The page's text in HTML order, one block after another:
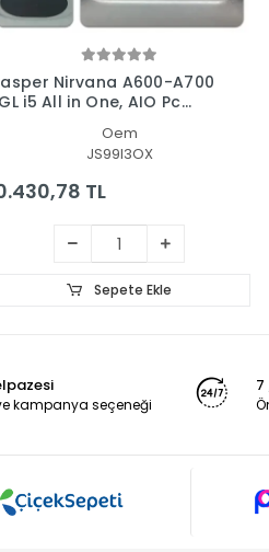
Nirvana A600-A700
i5 All in One, AIO Pc
Oem
JS99I3OX
TL
Sepete Ekle
kampanya seçeneği
7